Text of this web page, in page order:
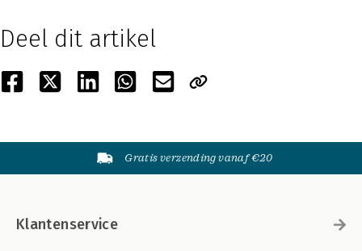
Deel dit artikel
Gratis verzending vanaf €20
Klantenservice